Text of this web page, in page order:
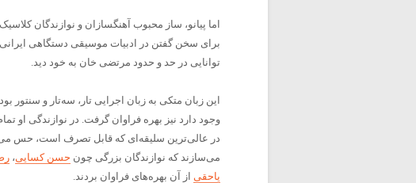
اما پیانو‌، ساز محبوب آهنگسازان و نوازندگان
برای سخن گفتن در ادبیات موسیقی دستگاهی
توانایی در حد و حدود مرتضی خان به خود دید.
این زبان متکی به زبان اجرایی تار، سه‌تار و سنتور
وجود دارد نیز بهره فراوان گرفت. در نوازندگی او
در عالی‌ترین سلیقه‌ای که قابل تصرف است، حس
می‌سازند که نوازندگان بزرگی چون حسن کسایی،
یاحقی از آن بهره‌های فراوان بردند.